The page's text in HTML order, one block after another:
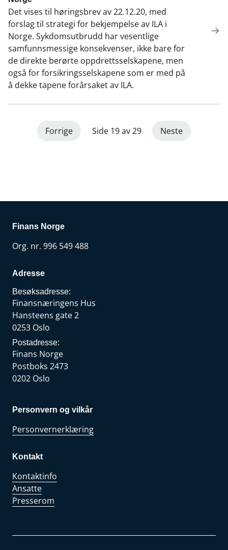
Det vises til høringsbrev av 22.12.20, med
forslag til strategi for bekjempelse av ILA i
Norge. Sykdomsutbrudd har vesentlige
samfunnsmessige konsekvenser, ikke bare for
de direkte berørte oppdrettsselskapene, men
også for forsikringsselskapene som er med på
å dekke tapene forårsaket av ILA.
Forrige Side 19 av 29 Neste
Finans Norge
Org. nr. 996 549 488
Adresse
Besøksadresse:
Finansnæringens Hus
Hansteens gate 2
0253 Oslo
Postadresse:
Finans Norge
Postboks 2473
0202 Oslo
Personvern og vilkår
Personvernerklæring
Kontakt
Kontaktinfo
Ansatte
Presserom